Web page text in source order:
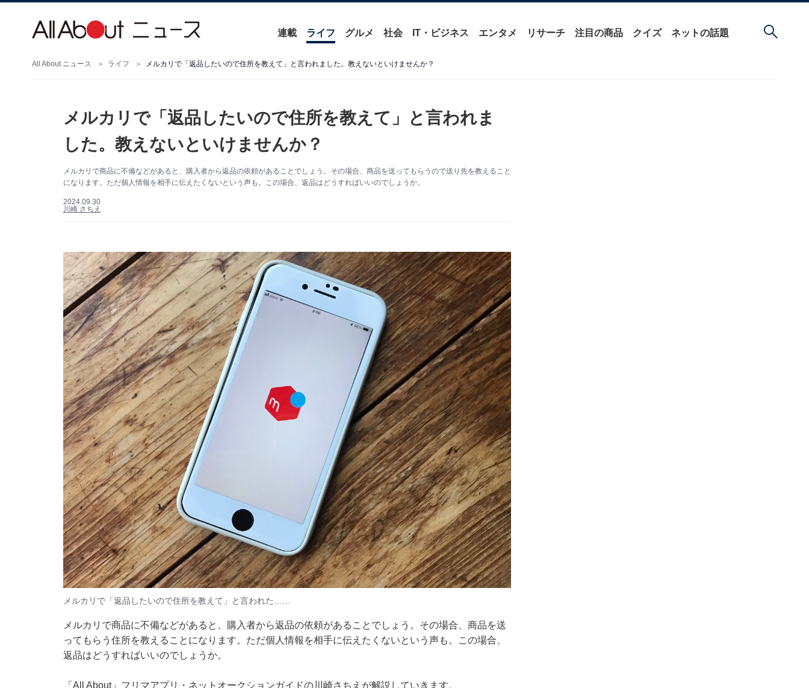
連載 ライフ グルメ 社会 IT・ビジネス エンタメ リサーチ 注目の商品 クイズ ネットの話題
All About ニュース ライフ メルカリで「返品したいので住所を教えて」と言われました。教えないといけませんか？
メルカリで「返品したいので住所を教えて」と言われま
した。教えないといけませんか？
メルカリで商品に不備などがあると、購入者から返品の依頼があることでしょう。その場合、商品を送ってもらうので送り先を教えること
になります。ただ個人情報を相手に伝えたくないという声も。この場合、返品はどうすればいいのでしょうか。
2024.09.30
川崎 さちえ
メルカリで「返品したいので住所を教えて」と言われた……
メルカリで商品に不備などがあると、購入者から返品の依頼があることでしょう。その場合、商品を送
ってもらう住所を教えることになります。ただ個人情報を相手に伝えたくないという声も。この場合、
返品はどうすればいいのでしょうか。
「All About」フリマアプリ・ネットオークションガイドの川崎さちえが解説していきます。